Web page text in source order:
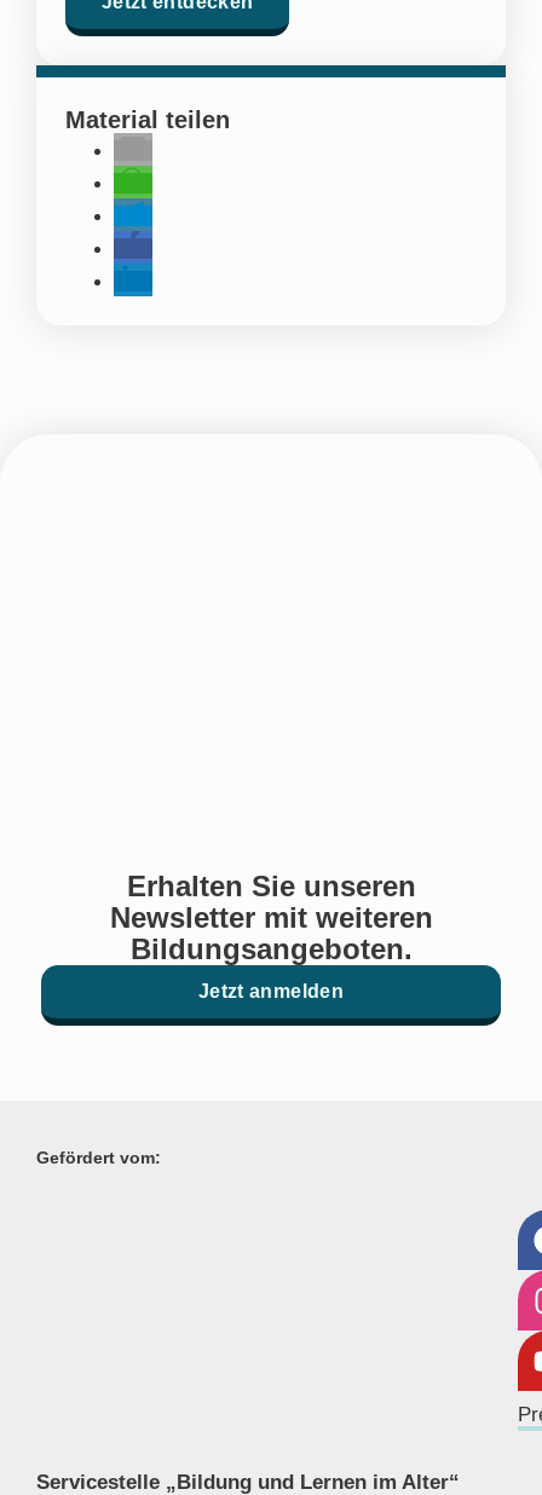
Material teilen
Erhalten Sie unseren
Newsletter mit weiteren
Bildungsangeboten.
Jetzt anmelden
Gefördert vom:
Servicestelle „Bildung und Lernen im Alter“